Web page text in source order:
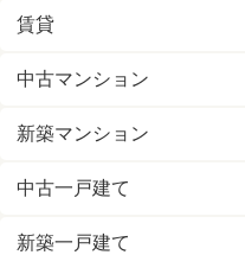
賃貸
中古マンション
新築マンション
中古一戸建て
新築一戸建て